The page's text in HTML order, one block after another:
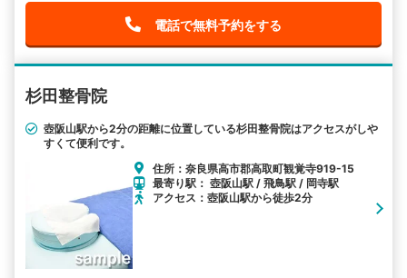
電話で無料予約をする
杉田整骨院
壺阪山駅から2分の距離に位置している杉田整骨院はアクセスがしや
すくて便利です。
住所：奈良県高市郡高取町観覚寺919-15
最寄り駅： 壺阪山駅 / 飛鳥駅 / 岡寺駅
アクセス：壺阪山駅から徒歩2分